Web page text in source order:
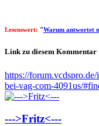
Lesenswert: "Warum antwortet
Link zu diesem Kommentar
https://
bei-vag-com-4091us/
--->Fritz<---